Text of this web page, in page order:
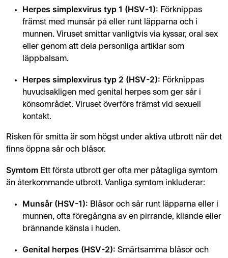
Herpes simplexvirus typ 1 (HSV-1): Förknippas
främst med munsår på eller runt läpparna och i
munnen. Viruset smittar vanligtvis via kyssar, oral sex
eller genom att dela personliga artiklar som
läppbalsam.
Herpes simplexvirus typ 2 (HSV-2): Förknippas
huvudsakligen med genital herpes som ger sår i
könsområdet. Viruset överförs främst vid sexuell
kontakt.
Risken för smitta är som högst under aktiva utbrott när det
finns öppna sår och blåsor.
Symtom Ett första utbrott ger ofta mer påtagliga symtom
än återkommande utbrott. Vanliga symtom inkluderar:
Munsår (HSV-1): Blåsor och sår runt läpparna eller i
munnen, ofta föregångna av en pirrande, kliande eller
brännande känsla i huden.
Genital herpes (HSV-2): Smärtsamma blåsor och